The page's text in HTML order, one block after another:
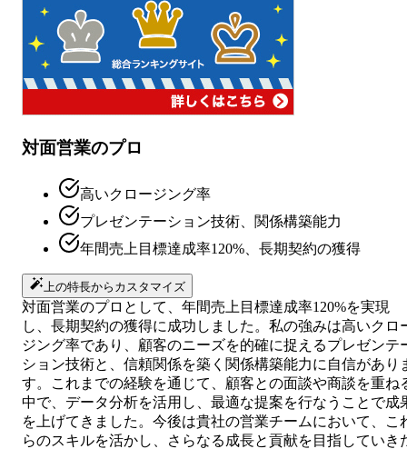
対面営業のプロ
高いクロージング率
プレゼンテーション技術、関係構築能力
年間売上目標達成率120%、長期契約の獲得
上の特長からカスタマイズ
対面営業のプロとして、年間売上目標達成率120%を実現
し、長期契約の獲得に成功しました。私の強みは高いクロ
ジング率であり、顧客のニーズを的確に捉えるプレゼンテ
ション技術と、信頼関係を築く関係構築能力に自信があり
す。これまでの経験を通じて、顧客との面談や商談を重ね
中で、データ分析を活用し、最適な提案を行なうことで成
を上げてきました。今後は貴社の営業チームにおいて、こ
らのスキルを活かし、さらなる成長と貢献を目指していき